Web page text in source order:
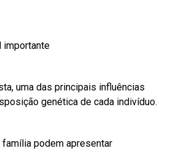
importante
uma das principais influências
genética de cada indivíduo.
podem apresentar